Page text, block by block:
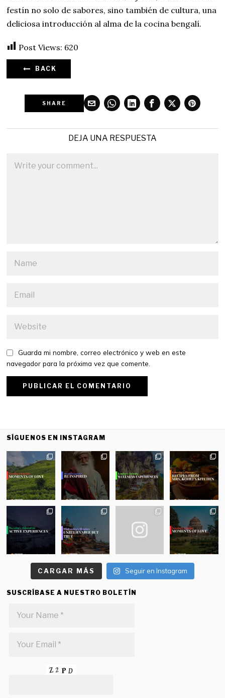
festín no solo de sabores, sino también de cultura, una
deliciosa introducción al alma de la cocina bengalí.
Post Views: 620
BACK
SHARE
DEJA UNA RESPUESTA
Guarda mi nombre, correo electrónico y web en este
navegador para la próxima vez que comente.
SÍGUENOS EN INSTAGRAM
CARGAR MÁS Seguir en Instagram
SUSCRÍBASE A NUESTRO BOLETÍN